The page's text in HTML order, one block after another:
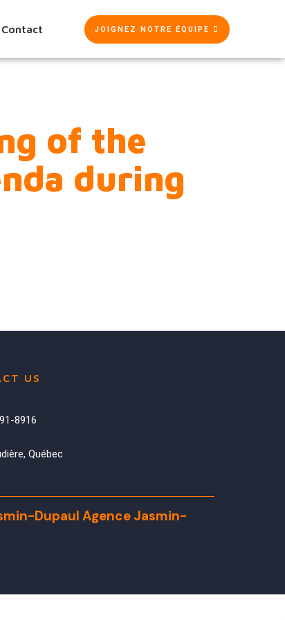
Contact JOIGNEZ NOTRE ÉQUIPE
of the
during
US
8916
Québec
Dupaul Agence Jasmin-